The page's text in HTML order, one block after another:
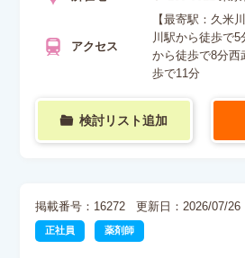
アクセス
【最寄駅：久米
川駅から徒歩で
から徒歩で8分西
歩で11分
検討リスト追加
掲載番号：16272 更新日：2026/07/26
正社員 薬剤師